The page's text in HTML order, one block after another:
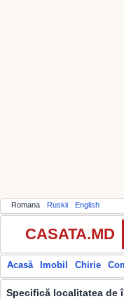
Romana Ruskii English
CASATA.MD
Acasă Imobil Chirie
Specifică localitatea de